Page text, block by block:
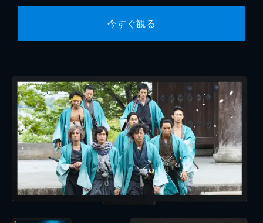
今すぐ観る